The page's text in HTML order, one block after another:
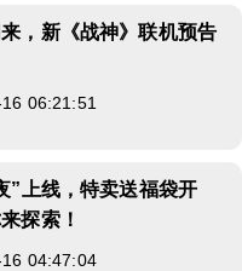
，新《战神》联机预告
06:21:51
”上线，特卖送福袋开
探索！
04:47:04